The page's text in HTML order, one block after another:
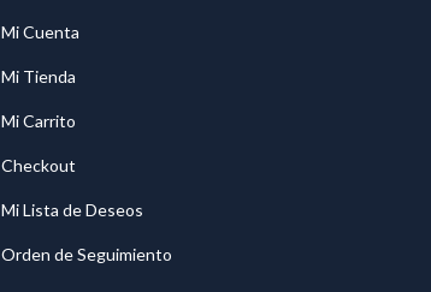
Mi Cuenta
Mi Tienda
Mi Carrito
Checkout
Mi Lista de Deseos
Orden de Seguimiento